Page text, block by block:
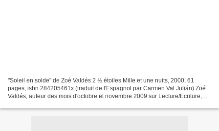
"Soleil en solde" de Zoé Valdés 2 ½ étoiles Mille et une nuits, 2000, 61
pages, isbn 284205461x (traduit de l'Espagnol par Carmen Val Julián) Zoé
Valdés, auteur des mois d'octobre et novembre 2009 sur Lecture/Ecriture,